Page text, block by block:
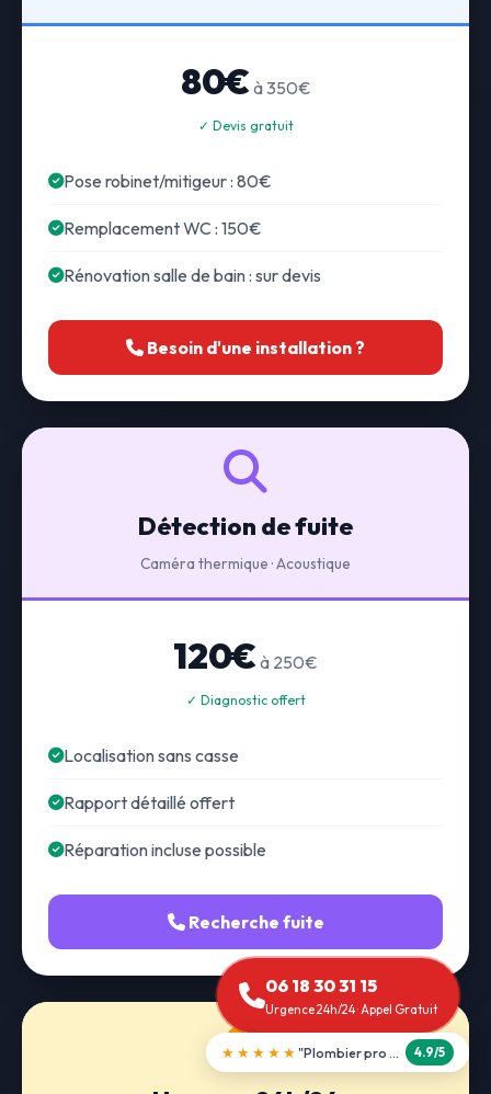
80€ à 350€
✓ Devis gratuit
Pose robinet/mitigeur : 80€
Remplacement WC : 150€
Rénovation salle de bain : sur devis
Besoin d'une installation ?
Détection de fuite
Caméra thermique · Acoustique
120€ à 250€
✓ Diagnostic offert
Localisation sans casse
Rapport détaillé offert
Réparation incluse possible
Recherche fuite
06 18 30 31 15
Urgence 24h/24 · Appel Gratuit
★★★★★ "Débouchage WC en 30 min" 5.0/5